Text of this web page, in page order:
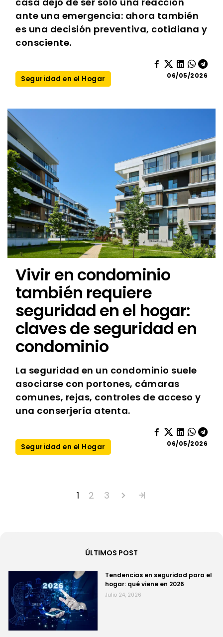
ante una emergencia: ahora también
es una decisión preventiva, cotidiana y
consciente.
Seguridad en el Hogar 06/05/2026
Vivir en condominio
también requiere
seguridad en el hogar:
claves de seguridad en
condominio
La seguridad en un condominio suele
asociarse con portones, cámaras
comunes, rejas, controles de acceso y
una conserjería atenta.
Seguridad en el Hogar 06/05/2026
1 2 3
ÚLTIMOS POST
Tendencias en seguridad para el
hogar: qué viene en 2026
Julio 24, 2026